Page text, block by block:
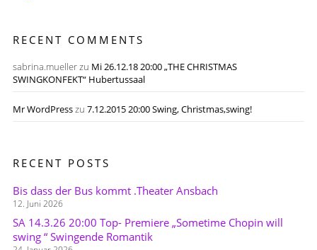
RECENT COMMENTS
sabrina.muellerzu Mi 26.12.18 20:00 „THE CHRISTMAS
SWINGKONFEKT“ Hubertussaal
Mr WordPresszu 7.12.2015 20:00 Swing, Christmas,swing!
RECENT POSTS
Bis dass der Bus kommt .Theater Ansbach
12. Juni 2026
SA 14.3.26 20:00 Top- Premiere „Sometime Chopin will
swing “ Swingende Romantik